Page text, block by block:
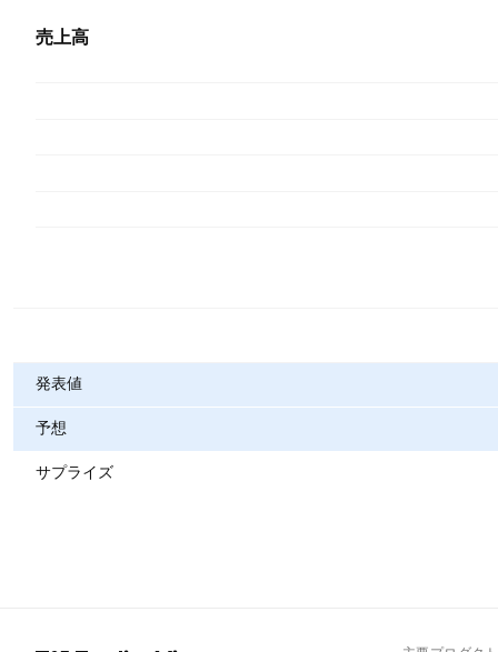
売上高
発表値
予想
サプライズ